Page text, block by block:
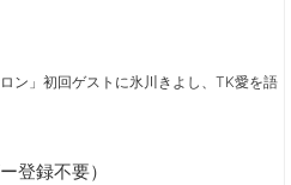
ン」初回ゲストに氷川きよし、TK愛を語
登録不要）